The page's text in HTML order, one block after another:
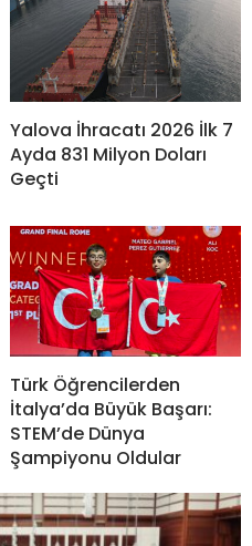
Yalova İhracatı 2026 İlk 7
Ayda 831 Milyon Doları
Geçti
Türk Öğrencilerden
İtalya’da Büyük Başarı:
STEM’de Dünya
Şampiyonu Oldular